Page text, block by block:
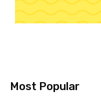
Most Popular